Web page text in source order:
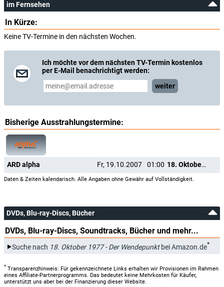
im Fernsehen
In Kürze:
Keine TV-Termine in den nächsten Wochen.
Ich möchte vor dem nächsten TV-Termin kostenlos
per E-Mail benachrichtigt werden:
weiter
Bisherige Ausstrahlungstermine:
ARD alpha Fr, 19.10.2007 01:00 18. Oktober 1977 - Der Wendepunkt
Daten & Zeiten kalendarisch. Alle Angaben ohne Gewähr auf Vollständigkeit.
DVDs, Blu-ray-Discs, Bücher
DVDs, Blu-ray-Discs, Soundtracks, Bücher und mehr...
Suche nach 18. Oktober 1977 - Der Wendepunktbei Amazon.de*
* Transparenzhinweis: Für gekennzeichnete Links erhalten wir Provisionen im Rahmen
eines Affiliate-Partnerprogramms. Das bedeutet keine Mehrkosten für Käufer,
unterstützt uns aber bei der Finanzierung dieser Website.